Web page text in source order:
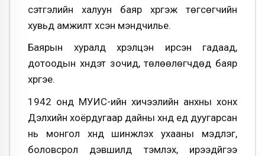
сэтгэлийн халуун баяр хүргэж төгсөгчийн
хувьд амжилт хүсэн мэндчилье.
Баярын хуралд хүрэлцэн ирсэн гадаад,
дотоодын хүндэт зочид, төлөөлөгчдөд баяр
хүргэе.
1942 онд МУИС-ийн хичээлийн анхны хонх
Дэлхийн хоёрдугаар дайны хүнд үед дуугарсан
нь монгол хүнд шинжлэх ухааны мэдлэг,
боловсрол дэвшилд тэмүүлэх, ирээдүйгээ